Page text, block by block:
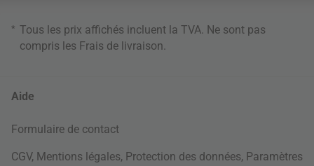
* Tous les prix affichés incluent la TVA. Ne sont pas
compris les Frais de livraison
Aide
Formulaire de contact
CGV, Mentions légales, Protection des données, Paramètres